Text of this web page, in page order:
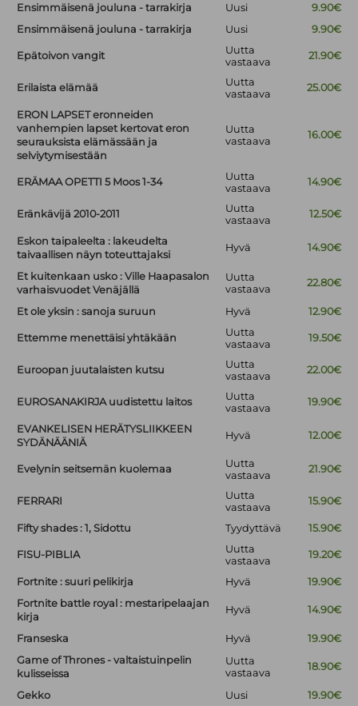
Ensimmäisenä jouluna - tarrakirja Uusi
9.90€
Ensimmäisenä jouluna - tarrakirja
Uusi 9.90€
Epätoivon vangit
Uutta
vastaava
21.90€
Erilaista elämää
Uutta
vastaava
25.00€
ERON LAPSET eronneiden
vanhempien lapset kertovat eron
seurauksista elämässään ja
selviytymisestään
Uutta
vastaava
16.00€
ERÄMAA OPETTI 5 Moos 1-34
Uutta
vastaava
14.90€
Eränkävijä 2010-2011
Uutta
vastaava
12.50€
Eskon taipaleelta : lakeudelta
taivaallisen näyn toteuttajaksi
Hyvä 14.90€
Et kuitenkaan usko : Ville Haapasalon
varhaisvuodet Venäjällä
Uutta
vastaava
22.80€
Et ole yksin : sanoja suruun Hyvä 12.90€
Ettemme menettäisi yhtäkään
Uutta
vastaava
19.50€
Euroopan juutalaisten kutsu
Uutta
vastaava
22.00€
EUROSANAKIRJA uudistettu laitos
Uutta
vastaava
19.90€
EVANKELISEN HERÄTYSLIIKKEEN
SYDÄNÄÄNIÄ
Hyvä 12.00€
Evelynin seitsemän kuolemaa
Uutta
vastaava
21.90€
FERRARI
Uutta
vastaava
15.90€
Fifty shades : 1, Sidottu Tyydyttävä 15.90€
FISU-PIBLIA
Uutta
vastaava
19.20€
Fortnite : suuri pelikirja Hyvä
19.90€
Fortnite battle royal : mestaripelaajan
kirja
Hyvä 14.90€
Franseska Hyvä
19.90€
Game of Thrones - valtaistuinpelin
kulisseissa
Uutta
vastaava
18.90€
Gekko Uusi 19.90€